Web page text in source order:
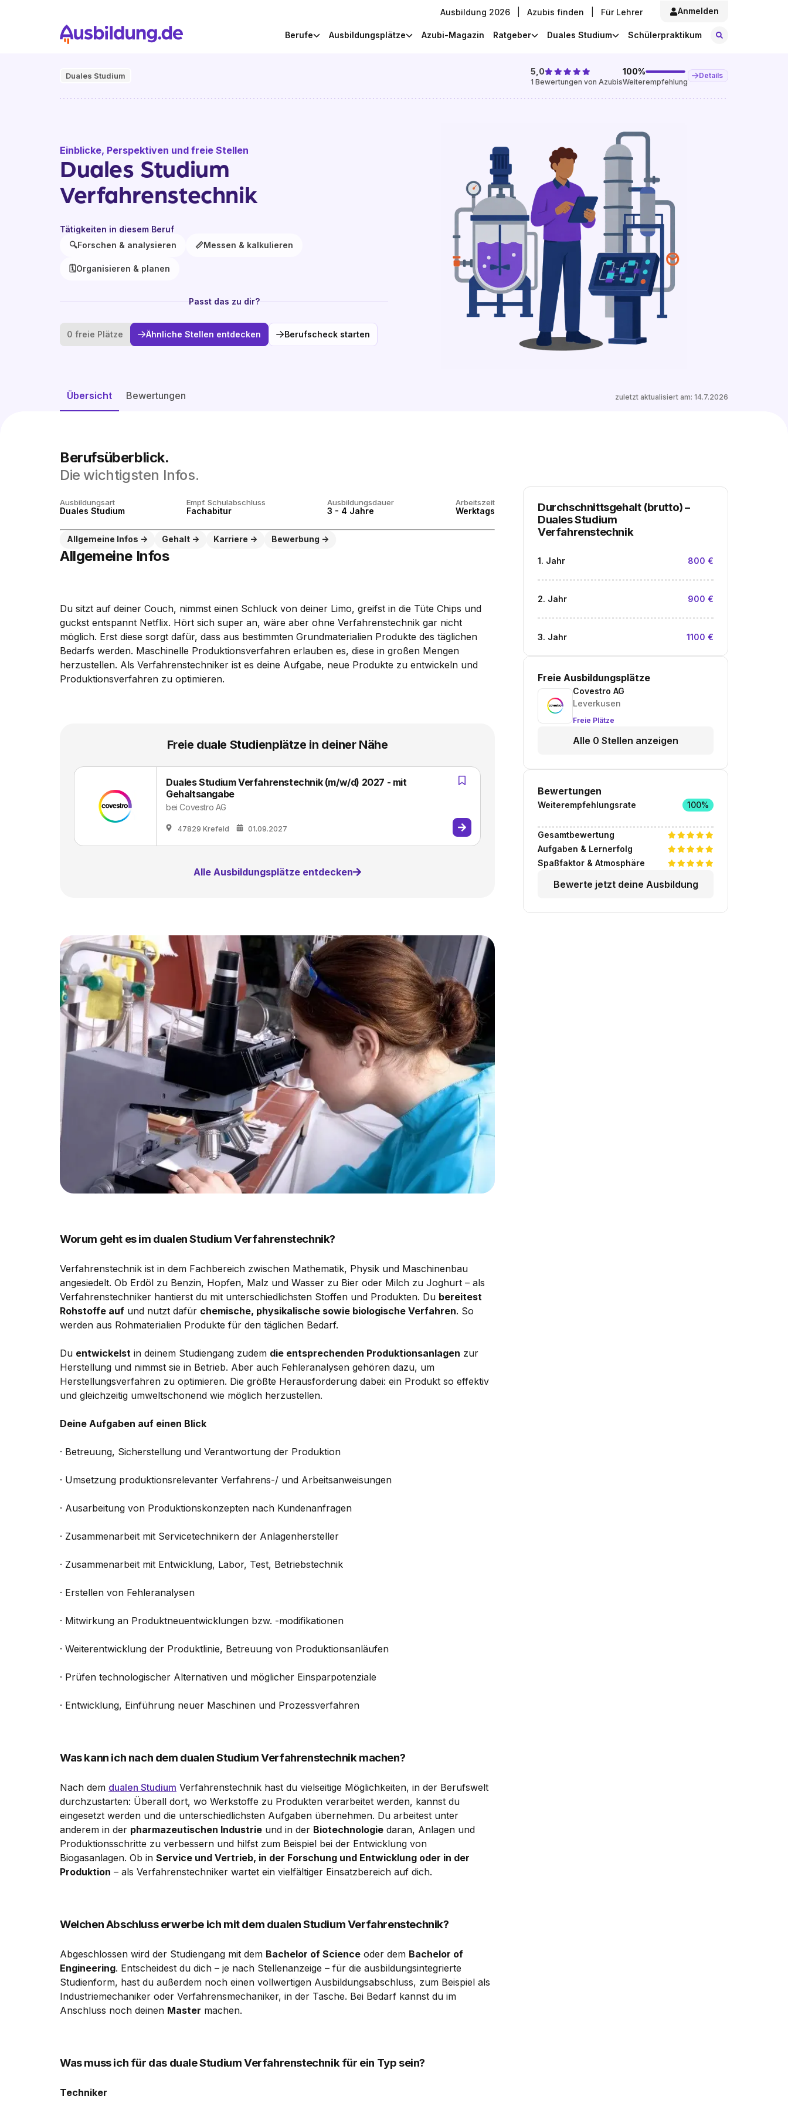
Ausbildung 2026 Azubis finden Für Lehrer Anmelden
Berufe Ausbildungsplätze Azubi-Magazin Ratgeber Duales Studium Schülerpraktikum
Duales Studium 5,0
1 Bewertungen von Azubis
100%
Weiterempfehlung
Details
Einblicke, Perspektiven und freie Stellen
Duales Studium
Verfahrenstechnik
Tätigkeiten in diesem Beruf
🔍Forschen & analysieren 📏Messen & kalkulieren
🗓️Organisieren & planen
Passt das zu dir?
0 freie Plätze Ähnliche Stellen entdecken Berufscheck starten
Übersicht Bewertungen zuletzt aktualisiert am: 14.7.2026
Berufsüberblick.
Die wichtigsten Infos.
Ausbildungsart
Duales Studium
Empf. Schulabschluss
Fachabitur
Ausbildungsdauer
3 - 4 Jahre
Arbeitszeit
Werktags
Allgemeine Infos Gehalt Karriere Bewerbung
Allgemeine Infos
Du sitzt auf deiner Couch, nimmst einen Schluck von deiner Limo, greifst in die Tüte Chips und
guckst entspannt Netflix. Hört sich super an, wäre aber ohne Verfahrenstechnik gar nicht
möglich. Erst diese sorgt dafür, dass aus bestimmten Grundmaterialien Produkte des täglichen
Bedarfs werden. Maschinelle Produktionsverfahren erlauben es, diese in großen Mengen
herzustellen. Als Verfahrenstechniker ist es deine Aufgabe, neue Produkte zu entwickeln und
Produktionsverfahren zu optimieren.
Freie duale Studienplätze in deiner Nähe
Duales Studium Verfahrenstechnik (m/w/d) 2027 - mit
Gehaltsangabe
beiCovestro AG
47829 Krefeld 01.09.2027
Alle Ausbildungsplätze entdecken
Worum geht es im dualen Studium Verfahrenstechnik?
Verfahrenstechnik ist in dem Fachbereich zwischen Mathematik, Physik und Maschinenbau
angesiedelt. Ob Erdöl zu Benzin, Hopfen, Malz und Wasser zu Bier oder Milch zu Joghurt – als
Verfahrenstechniker hantierst du mit unterschiedlichsten Stoffen und Produkten. Du bereitest
Rohstoffe auf und nutzt dafür chemische, physikalische sowie biologische Verfahren. So
werden aus Rohmaterialien Produkte für den täglichen Bedarf.
Du entwickelst in deinem Studiengang zudem die entsprechenden Produktionsanlagen zur
Herstellung und nimmst sie in Betrieb. Aber auch Fehleranalysen gehören dazu, um
Herstellungsverfahren zu optimieren. Die größte Herausforderung dabei: ein Produkt so effektiv
und gleichzeitig umweltschonend wie möglich herzustellen.
Deine Aufgaben auf einen Blick
· Betreuung, Sicherstellung und Verantwortung der Produktion
· Umsetzung produktionsrelevanter Verfahrens-/ und Arbeitsanweisungen
· Ausarbeitung von Produktionskonzepten nach Kundenanfragen
· Zusammenarbeit mit Servicetechnikern der Anlagenhersteller
· Zusammenarbeit mit Entwicklung, Labor, Test, Betriebstechnik
· Erstellen von Fehleranalysen
· Mitwirkung an Produktneuentwicklungen bzw. -modifikationen
· Weiterentwicklung der Produktlinie, Betreuung von Produktionsanläufen
· Prüfen technologischer Alternativen und möglicher Einsparpotenziale
· Entwicklung, Einführung neuer Maschinen und Prozessverfahren
Was kann ich nach dem dualen Studium Verfahrenstechnik machen?
Nach dem dualen Studium Verfahrenstechnik hast du vielseitige Möglichkeiten, in der Berufswelt
durchzustarten: Überall dort, wo Werkstoffe zu Produkten verarbeitet werden, kannst du
eingesetzt werden und die unterschiedlichsten Aufgaben übernehmen. Du arbeitest unter
anderem in der pharmazeutischen Industrie und in der Biotechnologie daran, Anlagen und
Produktionsschritte zu verbessern und hilfst zum Beispiel bei der Entwicklung von
Biogasanlagen. Ob in Service und Vertrieb, in der Forschung und Entwicklung oder in der
Produktion – als Verfahrenstechniker wartet ein vielfältiger Einsatzbereich auf dich.
Welchen Abschluss erwerbe ich mit dem dualen Studium Verfahrenstechnik?
Abgeschlossen wird der Studiengang mit dem Bachelor of Science oder dem Bachelor of
Engineering. Entscheidest du dich – je nach Stellenanzeige – für die ausbildungsintegrierte
Studienform, hast du außerdem noch einen vollwertigen Ausbildungsabschluss, zum Beispiel als
Industriemechaniker oder Verfahrensmechaniker, in der Tasche. Bei Bedarf kannst du im
Anschluss noch deinen Master machen.
Was muss ich für das duale Studium Verfahrenstechnik für ein Typ sein?
Techniker
Durchschnittsgehalt (brutto)–
Duales Studium
Verfahrenstechnik
1. Jahr 800 €
2. Jahr 900 €
3. Jahr 1100 €
Freie Ausbildungsplätze
Covestro AG
Leverkusen
Freie Plätze
Alle 0 Stellen anzeigen
Bewertungen
Weiterempfehlungsrate 100%
Gesamtbewertung
Aufgaben & Lernerfolg
Spaßfaktor & Atmosphäre
Bewerte jetzt deine Ausbildung